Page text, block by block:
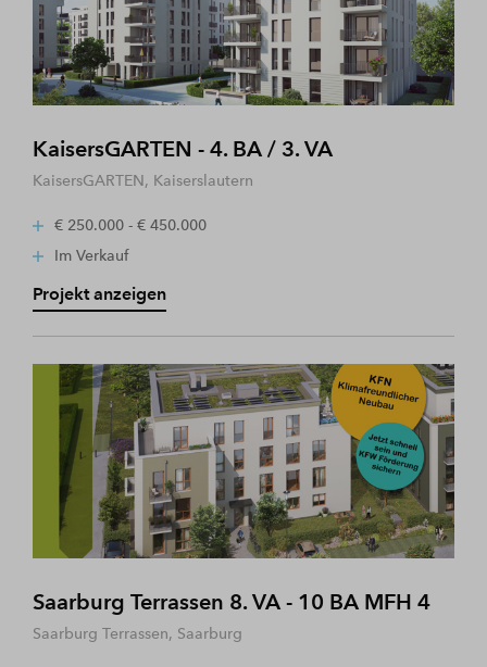
KaisersGARTEN - 4. BA / 3. VA
KaisersGARTEN, Kaiserslautern
€ 250.000 - € 450.000
Im Verkauf
Projekt anzeigen
Saarburg Terrassen 8. VA - 10 BA MFH 4
Saarburg Terrassen, Saarburg